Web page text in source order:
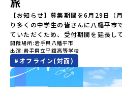
徒一人ひとりの夢や価値観に合った
とができるシステム「地域みらい
や地域活性モデルをつくり続けて
域・教育魅力化プラットフォーム
悠所在地：〒690-0842 島根県松江
BASE2階 その他所在地公式HP
合わせ先担当：小川・小原E-mail
地域留学体験」のプログラム開催情
や、2泊3日のプログラムの中身を
時： 5月7日(木) 19：00〜19：40内 容： 平取町っ
ろ？、プログラム詳細解説、質疑
mirai.jp/events/002112どちらの
「はじめての一人旅だけど大丈夫？
そんな保護者様の不安や、中学生の
フが直接お答えします。チャットで
自宅からリラックスしてご参加く
確認ください・参加規約への同意プ
【開催場所】北海道大樹町（たいき
(火)〜 7月30日(木)※参加が確定し
20：00に「参加者向け事前オンラ
す。必ず参加をお願いします。【
13：00 とかち帯広空港※13：00ま
便で手配ください。【解散場所・時
ち帯広空港※16：00以降にとかち
さい。【対象】中学2年生、中学3年
けとうろう）」を作って灯りをとも
りダイブしたり、全国から集まっ
たちとワイワイBBQや夕ごはんづく
ちょっとドキドキするけど、楽し
出水市の冒険に飛び込んでみません
験プログラム内容（予定）＜1日目
ン・自己紹介ワーク」「みんなで
に飛び込む！海を満喫しよう！「み
会」＜2日目＞（AM）「出水工業
【お知らせ】募集期間を6月29日
り多くの中学生の皆さんに八幡平市
ていただくため、受付期間を延長し
「申し込みのタイミングを逃してし
にぜひ一歩踏み出してみませんか？
場合がございます。お早目にご応募
無料＞緑があふれる大自然の町へ！
然×アートの融合体験」や「自然ク
開催場所 岩手県八幡平市
出演 岩手県立平舘高等学校
#オフライン(対面)